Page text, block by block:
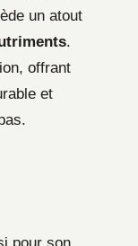
un atout
.
offrant
et
pour son